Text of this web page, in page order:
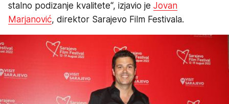
stalno podizanje kvalitete“, izjavio je Jovan
Marjanović, direktor Sarajevo Film Festivala.